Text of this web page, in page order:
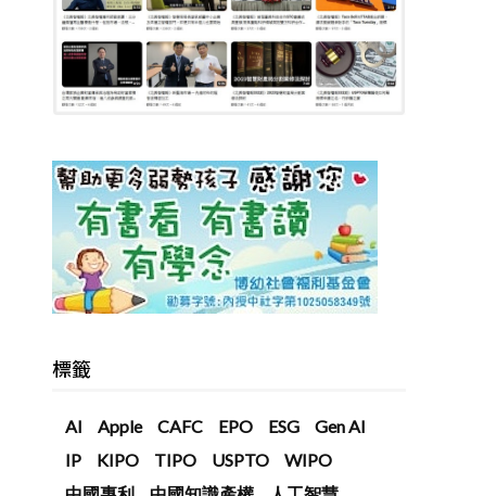
標籤
AI Apple CAFC EPO ESG
Gen AI
IP
KIPO TIPO USPTO
WIPO